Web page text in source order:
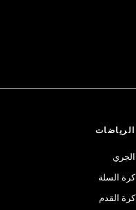
الرياضات
الجري
كرة السلة
كرة القدم